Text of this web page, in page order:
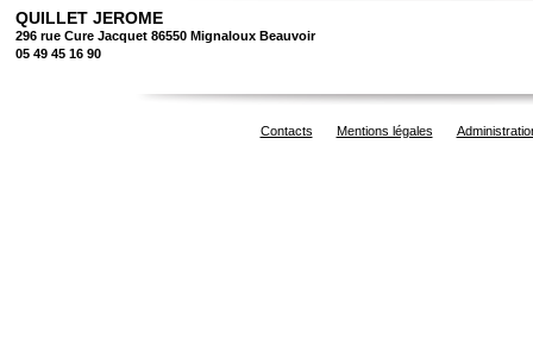
QUILLET JEROME
296 rue Cure Jacquet 86550 Mignaloux Beauvoir
05 49 45 16 90
Contacts Mentions légales